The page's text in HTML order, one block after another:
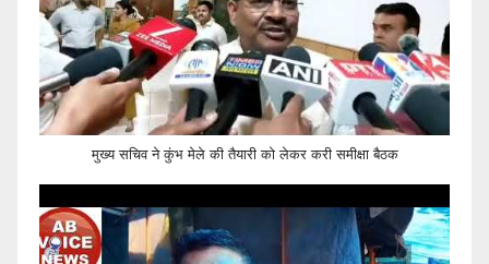
मुख्य सचिव ने कुंभ मेले की तैयारी को लेकर करी समीक्षा बैठक